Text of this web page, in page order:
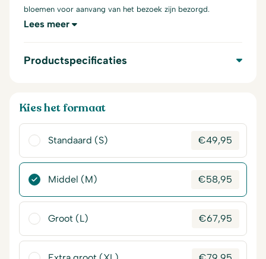
bloemen voor aanvang van het bezoek zijn bezorgd.
Lees meer
Productspecificaties
Kies het formaat
Standaard (S) €49,95
Middel (M) €58,95
Groot (L) €67,95